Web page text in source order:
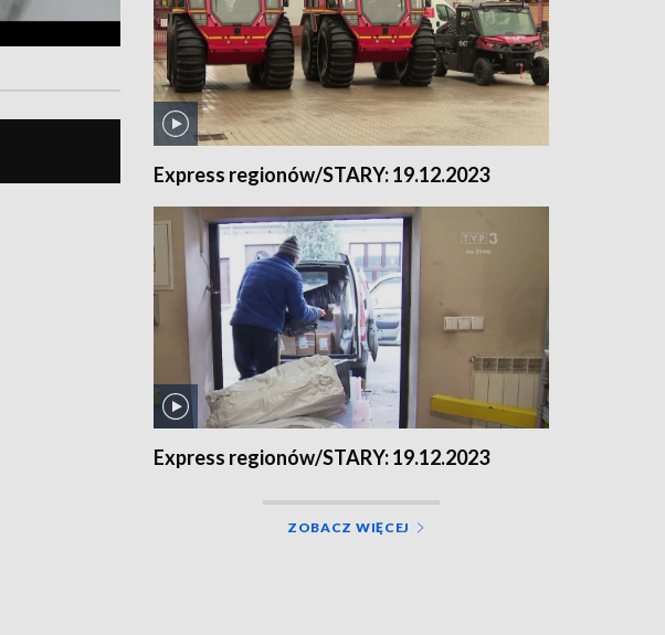
Express regionów/STARY: 19.12.2023
Express regionów/STARY: 19.12.2023
ZOBACZ WIĘCEJ